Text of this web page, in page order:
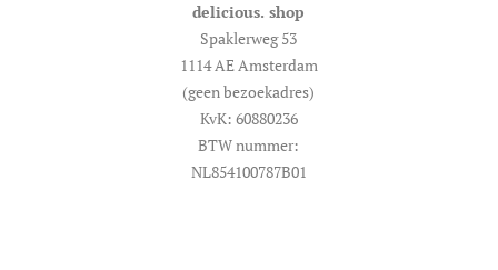
delicious. shop
Spaklerweg 53
1114 AE Amsterdam
(geen bezoekadres)
KvK: 60880236
BTW nummer:
NL854100787B01